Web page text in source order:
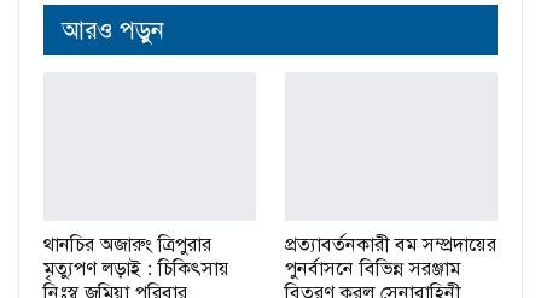
আরও পড়ুন
থানচির অজারুং ত্রিপুরার
মৃত্যুপণ লড়াই : চিকিৎসায়
নিঃস্ব জুমিয়া পরিবার
প্রত্যাবর্তনকারী বম সম্প্রদায়ের
পুনর্বাসনে বিভিন্ন সরঞ্জাম
বিতরণ করল সেনাবাহিনী